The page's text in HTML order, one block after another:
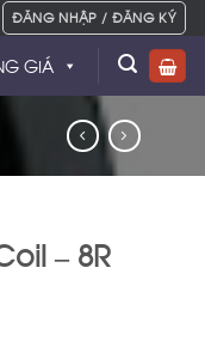
ĐĂNG NHẬP / ĐĂNG KÝ
GIÁ
– 8R